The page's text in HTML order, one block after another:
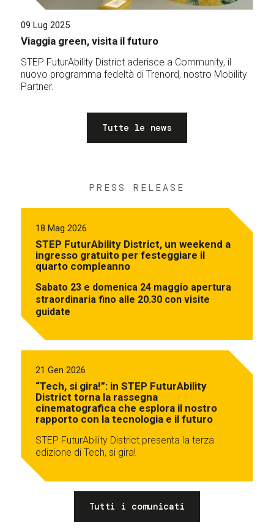
09 Lug 2025
Viaggia green, visita il futuro
STEP FuturAbility District aderisce a Community, il
nuovo programma fedeltà di Trenord, nostro Mobility
Partner.
Tutte le news
PRESS RELEASE
18 Mag 2026
STEP FuturAbility District, un weekend a
ingresso gratuito per festeggiare il
quarto compleanno
Sabato 23 e domenica 24 maggio apertura
straordinaria fino alle 20.30 con visite
guidate
21 Gen 2026
“Tech, si gira!”: in STEP FuturAbility
District torna la rassegna
cinematografica che esplora il nostro
rapporto con la tecnologia e il futuro
STEP FuturAbility District presenta la terza
edizione di Tech, si gira!
Tutti i comunicati